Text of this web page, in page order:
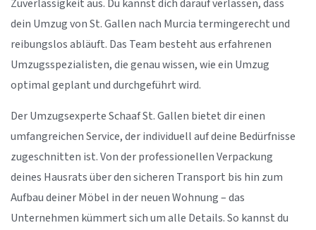
Zuverlässigkeit aus. Du kannst dich darauf verlassen, dass
dein Umzug von St. Gallen nach Murcia termingerecht und
reibungslos abläuft. Das Team besteht aus erfahrenen
Umzugsspezialisten, die genau wissen, wie ein Umzug
optimal geplant und durchgeführt wird.
Der Umzugsexperte Schaaf St. Gallen bietet dir einen
umfangreichen Service, der individuell auf deine Bedürfnisse
zugeschnitten ist. Von der professionellen Verpackung
deines Hausrats über den sicheren Transport bis hin zum
Aufbau deiner Möbel in der neuen Wohnung – das
Unternehmen kümmert sich um alle Details. So kannst du